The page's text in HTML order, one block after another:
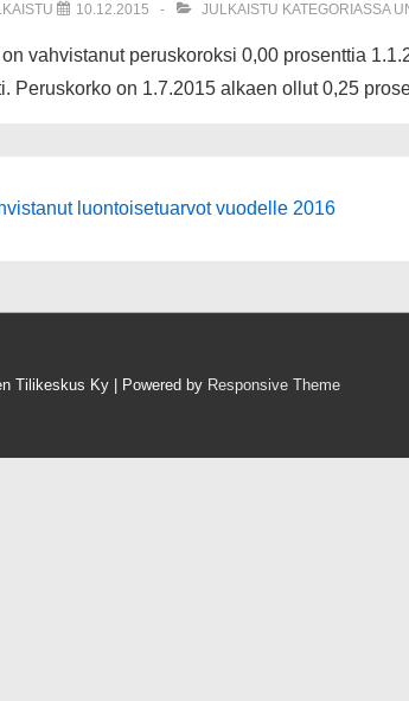
10.12.2015 JULKAISTU KATEGORIASSA
vahvistanut peruskoroksi 0,00 prosenttia
Peruskorko on 1.7.2015 alkaen ollut 0,25
luontoisetuarvot vuodelle 2016
Tilikeskus Ky | Powered by Responsive Theme